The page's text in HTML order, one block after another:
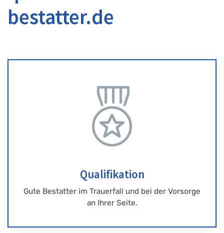
bestatter.de
Qualifikation
Gute Bestatter im Trauerfall und bei der Vorsorge
an Ihrer Seite.